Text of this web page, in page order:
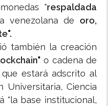
"respaldada
venezolana de oro,
también la creación
o cadena de
estará adscrito al
Universitaria, Ciencia
"la base institucional,